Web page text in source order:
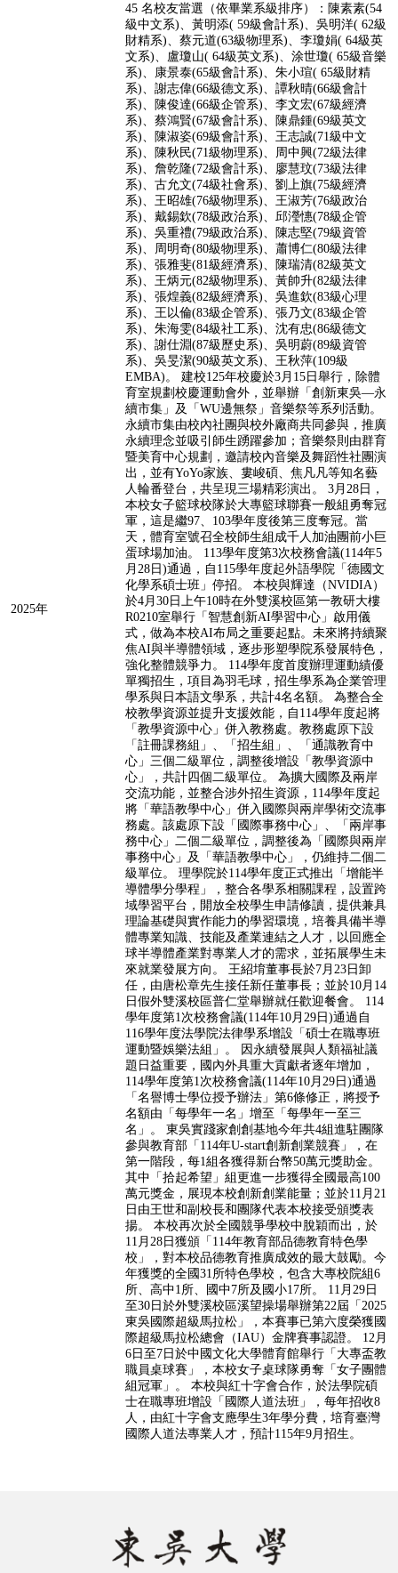
2025年
45 名校友當選（依畢業系級排序）：陳素素(54
級中文系)、黃明添( 59級會計系)、吳明洋( 62級
財精系)、蔡元道(63級物理系)、李瓊娟( 64級英
文系)、盧瓊山( 64級英文系)、涂世瓊( 65級音樂
系)、康景泰(65級會計系)、朱小瑄( 65級財精
系)、謝志偉(66級德文系)、譚秋晴(66級會計
系)、陳俊達(66級企管系)、李文宏(67級經濟
系)、蔡鴻賢(67級會計系)、陳鼎鍾(69級英文
系)、陳淑姿(69級會計系)、王志誠(71級中文
系)、陳秋民(71級物理系)、周中興(72級法律
系)、詹乾隆(72級會計系)、廖慧玟(73級法律
系)、古允文(74級社會系)、劉上旗(75級經濟
系)、王昭雄(76級物理系)、王淑芳(76級政治
系)、戴錫欽(78級政治系)、邱瀅憓(78級企管
系)、吳重禮(79級政治系)、陳志堅(79級資管
系)、周明奇(80級物理系)、蕭博仁(80級法律
系)、張雅斐(81級經濟系)、陳瑞清(82級英文
系)、王炳元(82級物理系)、黃帥升(82級法律
系)、張煌義(82級經濟系)、吳進欽(83級心理
系)、王以倫(83級企管系)、張乃文(83級企管
系)、朱海雯(84級社工系)、沈有忠(86級德文
系)、謝仕淵(87級歷史系)、吳明蔚(89級資管
系)、吳旻潔(90級英文系)、王秋萍(109級
EMBA)。 建校125年校慶於3月15日舉行，除體
育室規劃校慶運動會外，並舉辦「創新東吳—永
續市集」及「WU邊無祭」音樂祭等系列活動。
永續市集由校內社團與校外廠商共同參與，推廣
永續理念並吸引師生踴躍參加；音樂祭則由群育
暨美育中心規劃，邀請校內音樂及舞蹈性社團演
出，並有YoYo家族、婁峻碩、焦凡凡等知名藝
人輪番登台，共呈現三場精彩演出。 3月28日，
本校女子籃球校隊於大專籃球聯賽一般組勇奪冠
軍，這是繼97、103學年度後第三度奪冠。當
天，體育室號召全校師生組成千人加油團前小巨
蛋球場加油。 113學年度第3次校務會議(114年5
月28日)通過，自115學年度起外語學院「德國文
化學系碩士班」停招。 本校與輝達（NVIDIA）
於4月30日上午10時在外雙溪校區第一教研大樓
R0210室舉行「智慧創新AI學習中心」啟用儀
式，做為本校AI布局之重要起點。未來將持續聚
焦AI與半導體領域，逐步形塑學院系發展特色，
強化整體競爭力。 114學年度首度辦理運動績優
單獨招生，項目為羽毛球，招生學系為企業管理
學系與日本語文學系，共計4名名額。 為整合全
校教學資源並提升支援效能，自114學年度起將
「教學資源中心」併入教務處。教務處原下設
「註冊課務組」、「招生組」、「通識教育中
心」三個二級單位，調整後增設「教學資源中
心」，共計四個二級單位。 為擴大國際及兩岸
交流功能，並整合涉外招生資源，114學年度起
將「華語教學中心」併入國際與兩岸學術交流事
務處。該處原下設「國際事務中心」、「兩岸事
務中心」二個二級單位，調整後為「國際與兩岸
事務中心」及「華語教學中心」，仍維持二個二
級單位。 理學院於114學年度正式推出「增能半
導體學分學程」，整合各學系相關課程，設置跨
域學習平台，開放全校學生申請修讀，提供兼具
理論基礎與實作能力的學習環境，培養具備半導
體專業知識、技能及產業連結之人才，以回應全
球半導體產業對專業人才的需求，並拓展學生未
來就業發展方向。 王紹堉董事長於7月23日卸
任，由唐松章先生接任新任董事長；並於10月14
日假外雙溪校區普仁堂舉辦就任歡迎餐會。 114
學年度第1次校務會議(114年10月29日)通過自
116學年度法學院法律學系增設「碩士在職專班
運動暨娛樂法組」。 因永續發展與人類福祉議
題日益重要，國內外具重大貢獻者逐年增加，
114學年度第1次校務會議(114年10月29日)通過
「名譽博士學位授予辦法」第6條修正，將授予
名額由「每學年一名」增至「每學年一至三
名」。 東吳實踐家創創基地今年共4組進駐團隊
參與教育部「114年U-start創新創業競賽」，在
第一階段，每1組各獲得新台幣50萬元獎助金。
其中「拾起希望」組更進一步獲得全國最高100
萬元獎金，展現本校創新創業能量；並於11月21
日由王世和副校長和團隊代表本校接受頒獎表
揚。 本校再次於全國競爭學校中脫穎而出，於
11月28日獲頒「114年教育部品德教育特色學
校」，對本校品德教育推廣成效的最大鼓勵。今
年獲獎的全國31所特色學校，包含大專校院組6
所、高中1所、國中7所及國小17所。 11月29日
至30日於外雙溪校區溪望操場舉辦第22屆「2025
東吳國際超級馬拉松」，本賽事已第六度榮獲國
際超級馬拉松總會（IAU）金牌賽事認證。 12月
6日至7日於中國文化大學體育館舉行「大專盃教
職員桌球賽」，本校女子桌球隊勇奪「女子團體
組冠軍」。 本校與紅十字會合作，於法學院碩
士在職專班增設「國際人道法班」，每年招收8
人，由紅十字會支應學生3年學分費，培育臺灣
國際人道法專業人才，預計115年9月招生。